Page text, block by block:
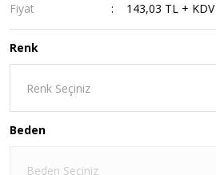
Fiyat
143,03 TL + KDV
Renk
Beden